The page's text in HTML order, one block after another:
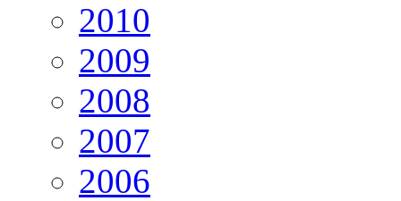
2010
2009
2008
2007
2006